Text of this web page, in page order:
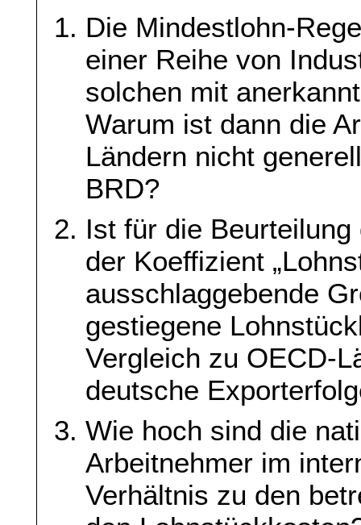
Die Mindestlohn-
einer Reihe von
solchen mit
Warum ist dann die
Ländern nicht
BRD?
Ist für die
der Koeffizient
ausschlaggebende
gestiegene
Vergleich zu OECD-
deutsche
Wie hoch sind die
Arbeitnehmer im
Verhältnis zu den